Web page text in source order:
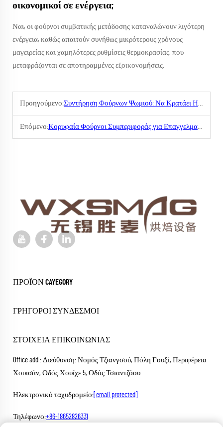
οικονομικοί σε ενέργεια;
Ναι, οι φούρνοι συμβατικής μετάδοσης καταναλώνουν λιγότερη
ενέργεια, καθώς απαιτούν συνήθως μικρότερους χρόνους
μαγειρείας και χαμηλότερες ρυθμίσεις θερμοκρασίας, που
μεταφράζονται σε αποτηραμμένες εξοικονομήσεις.
Προηγούμενο:Συντήρηση Φούρνων Ψωμιού: Να Κρατάει Η Πειρατική Σας Σε Ενεργή Λειτουργία
Επόμενο:Κορυφαία Φούρνοι Συμπεριφοράς για Επαγγελματικούς Ζυμαρικούς
ΠΡΟΪΌΝ CAYEGORY
ΓΡΉΓΟΡΟΙ ΣΎΝΔΕΣΜΟΙ
ΣΤΟΙΧΕΊΑ ΕΠΙΚΟΙΝΩΝΊΑΣ
Office add : Διεύθυνση: Νομός Τζιανγσού, Πόλη Γουξί, Περιφέρεια
Χουισάν, Οδός Χουΐχε 5, Οδός Τσιαντζόου
Ηλεκτρονικό ταχυδρομείο: [email protected]
Τηλέφωνο:+86-18652826331